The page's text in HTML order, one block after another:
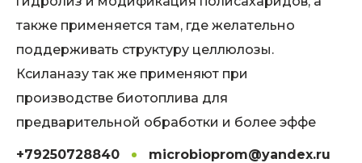
также применяется там, где желательно
поддерживать структуру целлюлозы.
Ксиланазу так же применяют при
производстве биотоплива для
предварительной обработки и более эффе
+79250728840 microbioprom@yandex.ru